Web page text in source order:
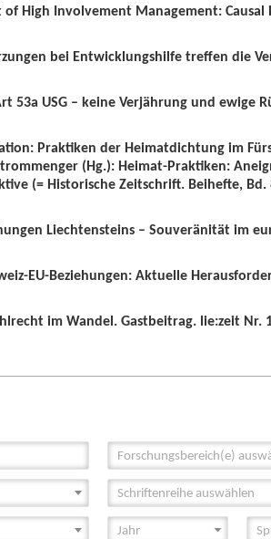
High Involvement Management: Causal
bei Entwicklungshilfe treffen die
53a USG – keine Verjährung und ewige
Praktiken der Heimatdichtung im
(Hg.): Heimat-Praktiken:
(= Historische Zeitschrift. Beihefte, Bd.
Liechtensteins – Souveränität im
EU-Beziehungen: Aktuelle
im Wandel. Gastbeitrag. lie:zeit Nr.
Forschungsbereich(e)
Schriftenreihe auswählen